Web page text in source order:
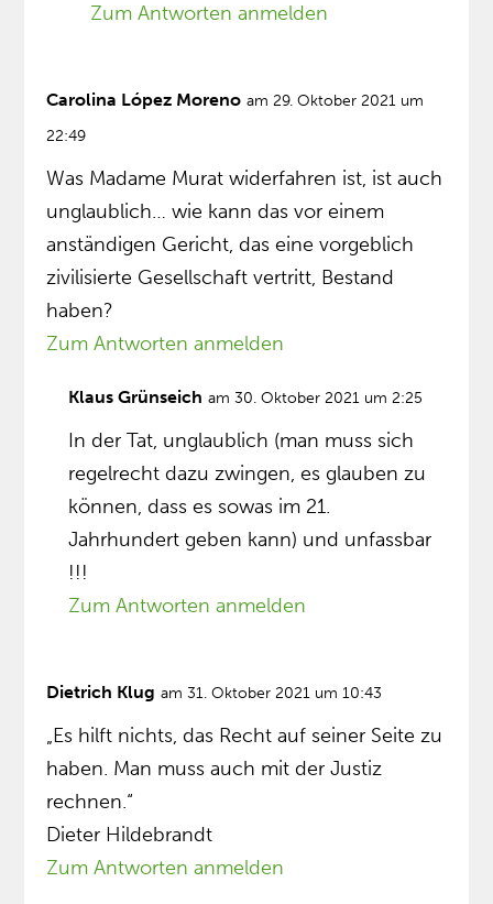
Zum Antworten anmelden
Carolina López Moreno am 29. Oktober 2021 um
22:49
Was Madame Murat widerfahren ist, ist auch
unglaublich… wie kann das vor einem
anständigen Gericht, das eine vorgeblich
zivilisierte Gesellschaft vertritt, Bestand
haben?
Zum Antworten anmelden
Klaus Grünseich am 30. Oktober 2021 um 2:25
In der Tat, unglaublich (man muss sich
regelrecht dazu zwingen, es glauben zu
können, dass es sowas im 21.
Jahrhundert geben kann) und unfassbar
!!!
Zum Antworten anmelden
Dietrich Klug am 31. Oktober 2021 um 10:43
„Es hilft nichts, das Recht auf seiner Seite zu
haben. Man muss auch mit der Justiz
rechnen.“
Dieter Hildebrandt
Zum Antworten anmelden